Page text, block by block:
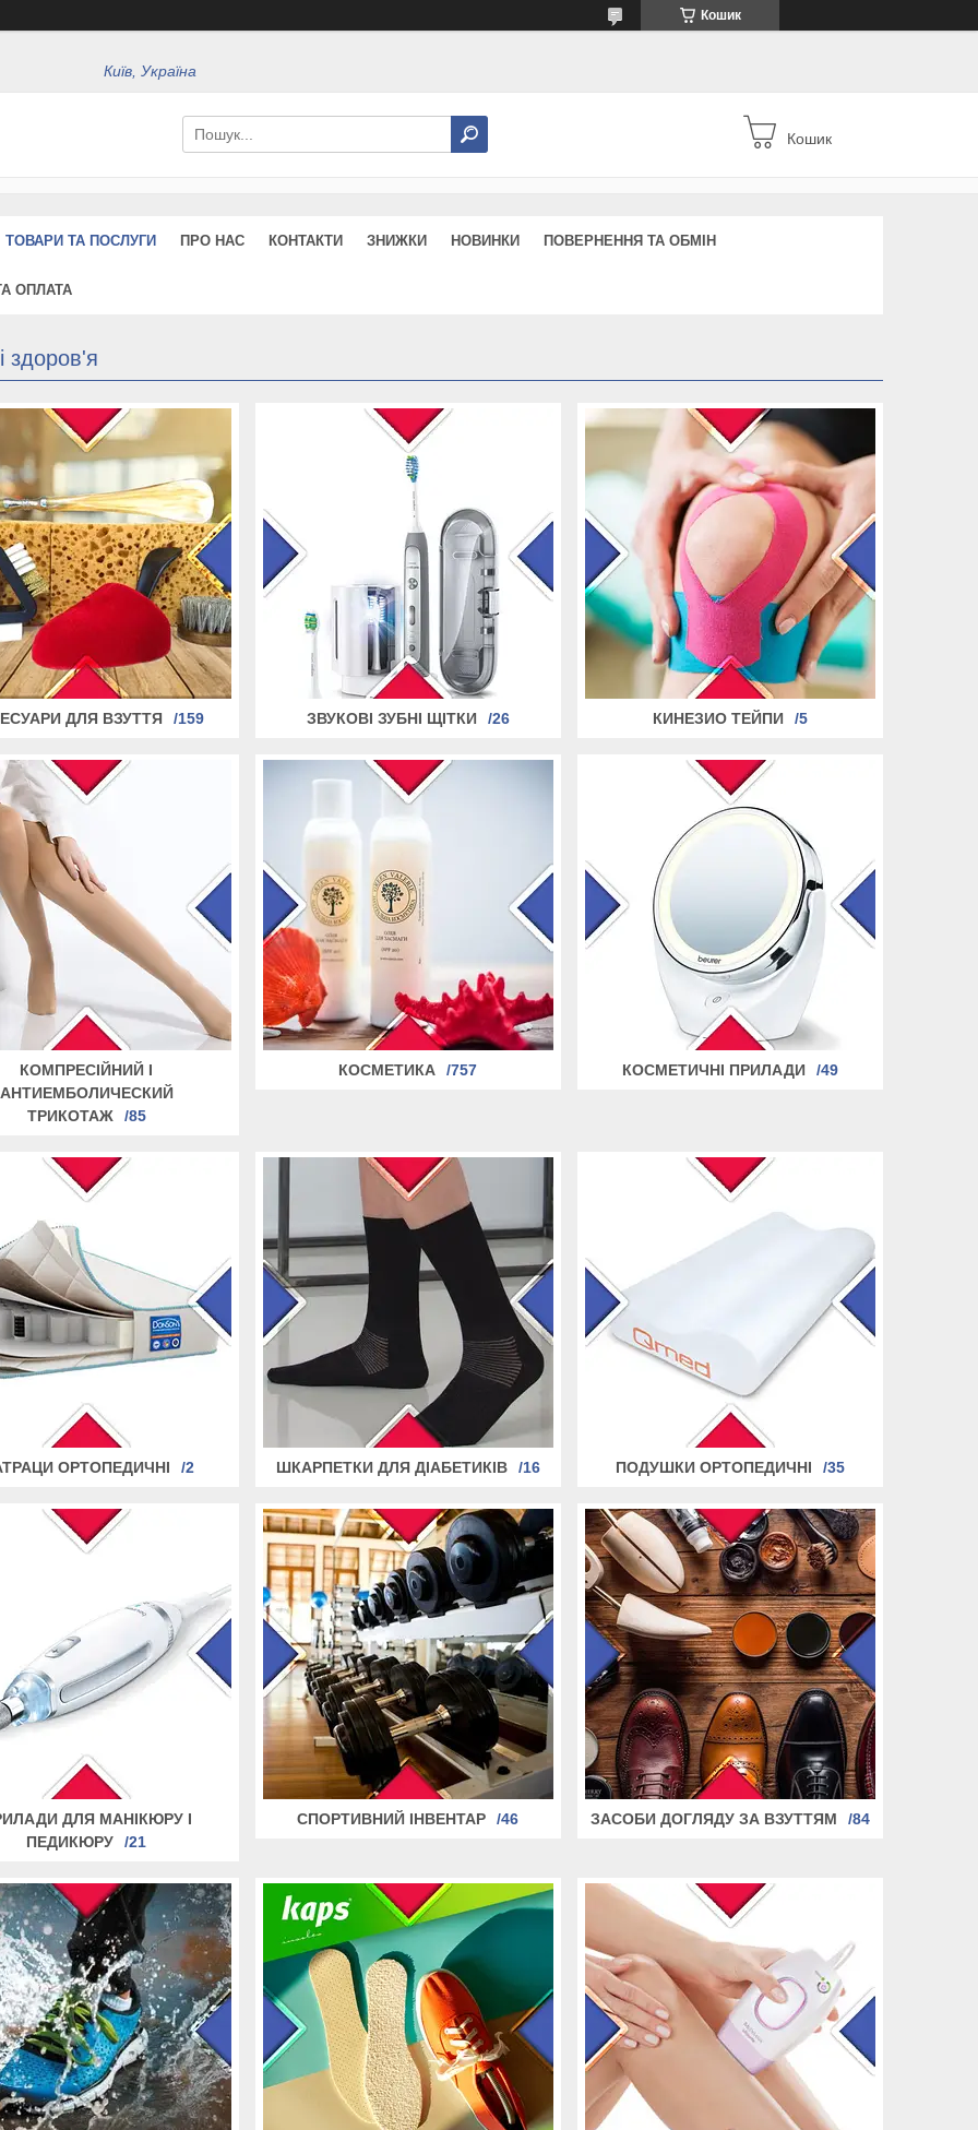
Кошик
Київ, Україна
Кошик
ТОВАРИ ТА ПОСЛУГИ ПРО НАС КОНТАКТИ ЗНИЖКИ НОВИНКИ ПОВЕРНЕННЯ ТА ОБМІН
ОПЛАТА
здоров'я
ДЛЯ ВЗУТТЯ 159 ЗВУКОВІ ЗУБНІ ЩІТКИ 26 КИНЕЗИО ТЕЙПИ 5
КОМПРЕСІЙНИЙ І
АНТИЕМБОЛИЧЕСКИЙ
ТРИКОТАЖ
85
КОСМЕТИКА 757 КОСМЕТИЧНІ ПРИЛАДИ 49
ОРТОПЕДИЧНІ 2 ШКАРПЕТКИ ДЛЯ ДІАБЕТИКІВ 16 ПОДУШКИ ОРТОПЕДИЧНІ 35
ДЛЯ МАНІКЮРУ І
ПЕДИКЮРУ
21
СПОРТИВНИЙ ІНВЕНТАР 46 ЗАСОБИ ДОГЛЯДУ ЗА ВЗУТТЯМ 84